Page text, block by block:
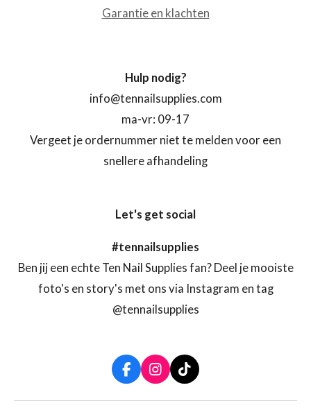
Garantie en klachten
Hulp nodig?
info@tennailsupplies.com
ma-vr: 09-17
Vergeet je ordernummer niet te melden voor een
snellere afhandeling
Let's get social
#tennailsupplies
Ben jij een echte Ten Nail Supplies fan? Deel je mooiste
foto's en story's met ons via Instagram en tag
@tennailsupplies
F
a
c
I
n
s
T
i
k